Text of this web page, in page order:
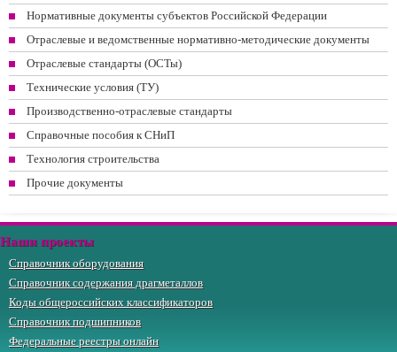
Нормативные документы субъектов Российской Федерации
Отраслевые и ведомственные нормативно-методические документы
Отраслевые стандарты (ОСТы)
Технические условия (ТУ)
Производственно-отраслевые стандарты
Справочные пособия к СНиП
Технология строительства
Прочие документы
Наши проекты
Справочник оборудования
Справочник содержания драгметаллов
Коды общероссийских классификаторов
Справочник подшипников
Федеральные реестры онлайн